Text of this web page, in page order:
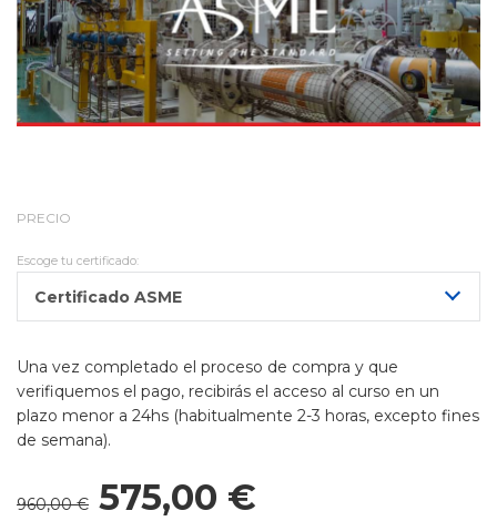
PRECIO
Escoge tu certificado:
Certificado ASME
Una vez completado el proceso de compra y que
verifiquemos el pago, recibirás el acceso al curso en un
plazo menor a 24hs (habitualmente 2-3 horas, excepto fines
de semana).
960,00€
El
575,00 €